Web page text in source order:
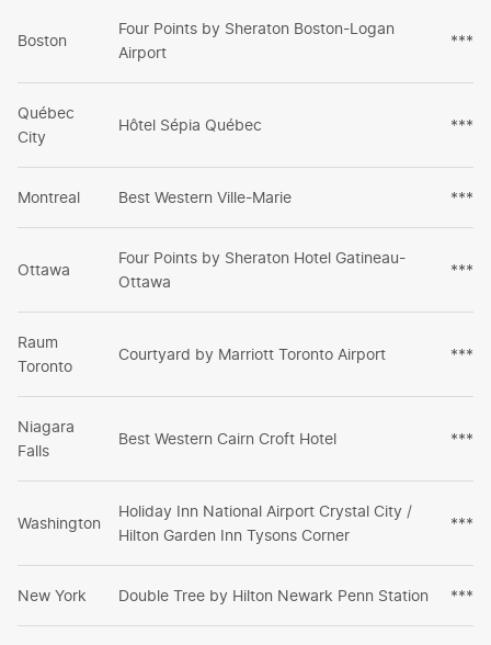
Boston
Four Points by Sheraton Boston-Logan
Airport
***
Québec
City
Hôtel Sépia Québec ***
Montreal Best Western Ville-Marie ***
Ottawa
Four Points by Sheraton Hotel Gatineau-
Ottawa
***
Raum
Toronto
Courtyard by Marriott Toronto Airport ***
Niagara
Falls
Best Western Cairn Croft Hotel ***
Washington
Holiday Inn National Airport Crystal City /
Hilton Garden Inn Tysons Corner
***
New York Double Tree by Hilton Newark Penn Station ***